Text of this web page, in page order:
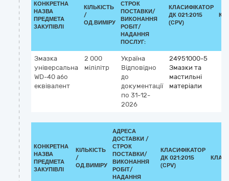
КОНКРЕТНА
НАЗВА
ПРЕДМЕТА
ЗАКУПІВЛІ
КІЛЬКІСТЬ
/
ОД.ВИМІРУ
СТРОК
ПОСТАВКИ/
ВИКОНАННЯ
РОБІТ/
НАДАННЯ
ПОСЛУГ:
КЛАСИФІКАТОР
ДК 021:2015
(CPV)
Змазка
універсальна
WD-40 або
еквівалент
2 000
мілілітр
Україна
Відповідно
до
документації
по 31-12-
2026
24951000-5
Змазки та
мастильні
матеріали
КОНКРЕТНА
НАЗВА
ПРЕДМЕТА
ЗАКУПІВЛІ
КІЛЬКІСТЬ
/
ОД.ВИМІРУ
АДРЕСА
ДОСТАВКИ /
СТРОК
ПОСТАВКИ/
ВИКОНАННЯ
РОБІТ/
НАДАННЯ
КЛАСИФІКАТОР
ДК 021:2015
(CPV)